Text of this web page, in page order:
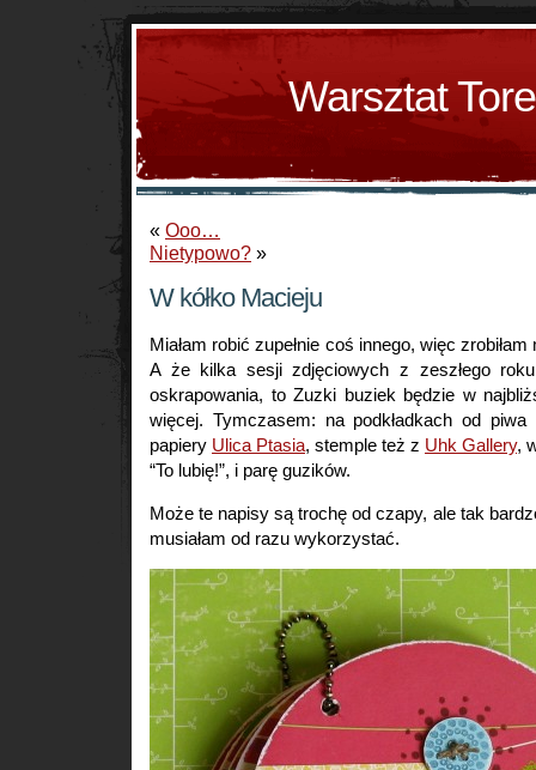
Warsztat
« Ooo…
Nietypowo? »
W kółko Macieju
Miałam robić zupełnie coś innego, więc
A że kilka sesji zdjęciowych z zeszłego roku
oskrapowania, to Zuzki buziek będzie w
więcej. Tymczasem: na podkładkach od
papiery Ulica Ptasia, stemple też z Uhk Gallery,
“To lubię!”, i parę guzików.
Może te napisy są trochę od czapy, ale tak
musiałam od razu wykorzystać.